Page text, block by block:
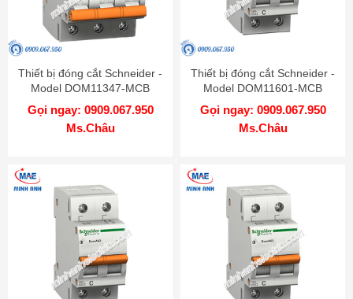
Thiết bị đóng cắt Schneider -
Model DOM11347-MCB
Gọi ngay: 0909.067.950
Ms.Châu
Thiết bị đóng cắt Schneider -
Model DOM11601-MCB
Gọi ngay: 0909.067.950
Ms.Châu